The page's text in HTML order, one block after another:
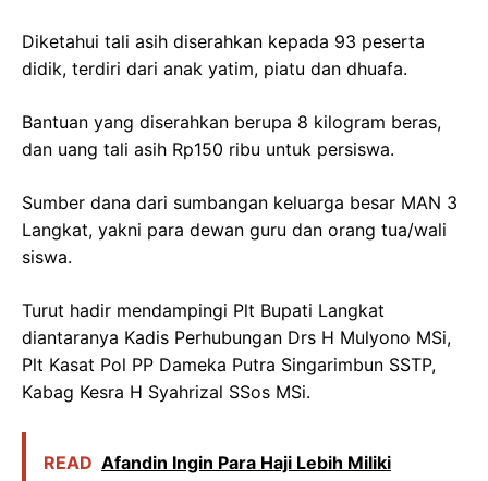
Diketahui tali asih diserahkan kepada 93 peserta
didik, terdiri dari anak yatim, piatu dan dhuafa.
Bantuan yang diserahkan berupa 8 kilogram beras,
dan uang tali asih Rp150 ribu untuk persiswa.
Sumber dana dari sumbangan keluarga besar MAN 3
Langkat, yakni para dewan guru dan orang tua/wali
siswa.
Turut hadir mendampingi Plt Bupati Langkat
diantaranya Kadis Perhubungan Drs H Mulyono MSi,
Plt Kasat Pol PP Dameka Putra Singarimbun SSTP,
Kabag Kesra H Syahrizal SSos MSi.
READ Afandin Ingin Para Haji Lebih Miliki